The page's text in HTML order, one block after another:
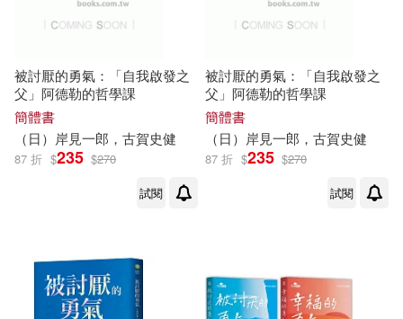
被討厭的勇氣：「自我啟發之
父」阿德勒的哲學課
簡體書
（日） 岸見一郎 ， 古賀史健
87 折 $235 $270
試閱
被討厭的勇氣：「自我啟發之
父」阿德勒的哲學課
簡體書
（日） 岸見一郎 ， 古賀史健
87 折 $235 $270
試閱